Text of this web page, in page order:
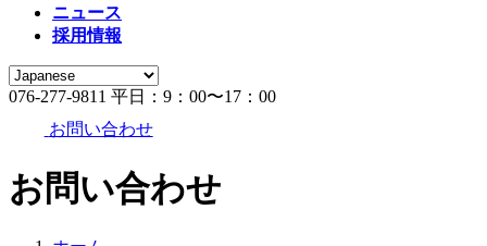
ニュース
採用情報
076-277-9811 平日：9：00〜17：00
お問い合わせ
お問い合わせ